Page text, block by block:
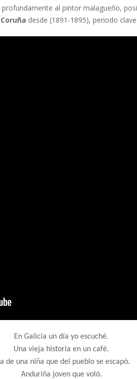
al pintor malagueño,
desde (1891-1895), periodo
En Galicia un día yo escuché.
Una vieja historia en un café.
de una niña que del pueblo se escapó.
Anduriña joven que voló.